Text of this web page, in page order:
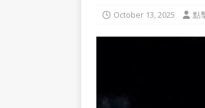
October 13, 2025 點